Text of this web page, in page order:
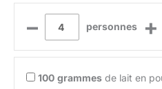
– personnes +
100 grammes de lait en